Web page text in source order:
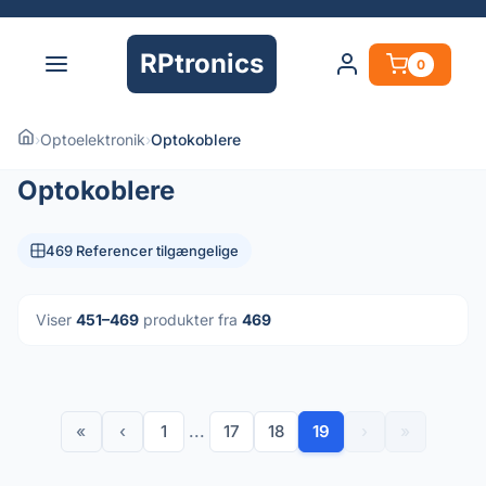
RPtronics 0
›Optoelektronik›Optokoblere
Optokoblere
469 Referencer tilgængelige
Viser 451–469 produkter fra 469
« ‹ 1 ... 17 18 19